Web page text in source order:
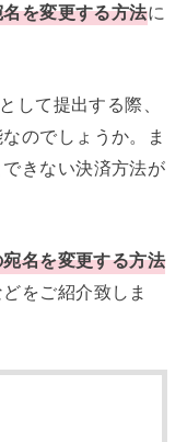
を変更する方法に
して提出する際、
のでしょうか。ま
きない決済方法が
名を変更する方法
をご紹介致しま